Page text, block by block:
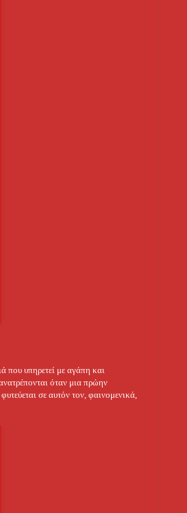
που υπηρετεί με αγάπη και
όταν μια πρώην
σε αυτόν τον, φαινομενικά,